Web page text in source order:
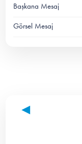
Başkana Mesaj
Görsel Mesaj